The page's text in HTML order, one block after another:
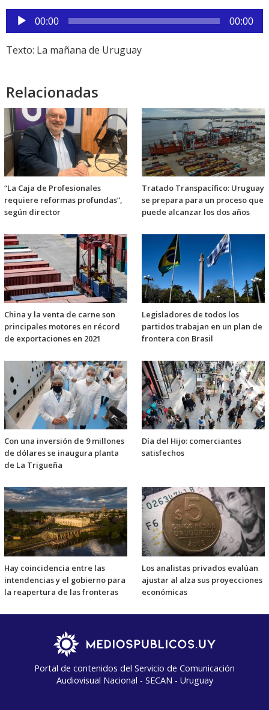
Reproductor
de
audio
00:00 00:00
Texto: La mañana de Uruguay
Relacionadas
“La Caja de Profesionales
requiere reformas profundas”,
según director
Tratado Transpacífico: Uruguay
se prepara para un proceso que
puede alcanzar los dos años
China y la venta de carne son
principales motores en récord
de exportaciones en 2021
Legisladores de todos los
partidos trabajan en un plan de
frontera con Brasil
Con una inversión de 9 millones
de dólares se inaugura planta
de La Trigueña
Día del Hijo: comerciantes
satisfechos
Hay coincidencia entre las
intendencias y el gobierno para
la reapertura de las fronteras
Los analistas privados evalúan
ajustar al alza sus proyecciones
económicas
Portal de contenidos del Servicio de Comunicación
Audiovisual Nacional - SECAN - Uruguay